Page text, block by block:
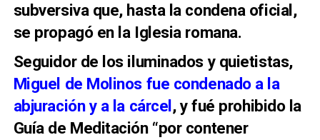
subversiva que, hasta la condena oficial,
se propagó en la Iglesia romana.
Seguidor de los iluminados y quietistas,
Miguel de Molinos fue condenado a la
abjuración y a la cárcel, y fué prohibido la
Guía de Meditación “por contener